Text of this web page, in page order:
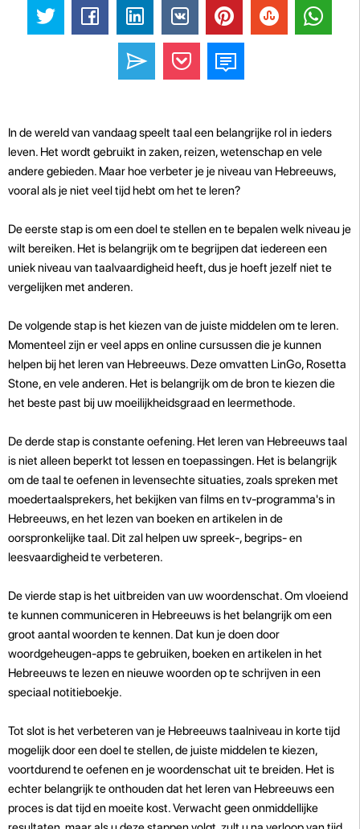
In de wereld van vandaag speelt taal een belangrijke rol in ieders
leven. Het wordt gebruikt in zaken, reizen, wetenschap en vele
andere gebieden. Maar hoe verbeter je je niveau van Hebreeuws,
vooral als je niet veel tijd hebt om het te leren?
De eerste stap is om een doel te stellen en te bepalen welk niveau je
wilt bereiken. Het is belangrijk om te begrijpen dat iedereen een
uniek niveau van taalvaardigheid heeft, dus je hoeft jezelf niet te
vergelijken met anderen.
De volgende stap is het kiezen van de juiste middelen om te leren.
Momenteel zijn er veel apps en online cursussen die je kunnen
helpen bij het leren van Hebreeuws. Deze omvatten LinGo, Rosetta
Stone, en vele anderen. Het is belangrijk om de bron te kiezen die
het beste past bij uw moeilijkheidsgraad en leermethode.
De derde stap is constante oefening. Het leren van Hebreeuws taal
is niet alleen beperkt tot lessen en toepassingen. Het is belangrijk
om de taal te oefenen in levensechte situaties, zoals spreken met
moedertaalsprekers, het bekijken van films en tv-programma's in
Hebreeuws, en het lezen van boeken en artikelen in de
oorspronkelijke taal. Dit zal helpen uw spreek-, begrips- en
leesvaardigheid te verbeteren.
De vierde stap is het uitbreiden van uw woordenschat. Om vloeiend
te kunnen communiceren in Hebreeuws is het belangrijk om een
groot aantal woorden te kennen. Dat kun je doen door
woordgeheugen-apps te gebruiken, boeken en artikelen in het
Hebreeuws te lezen en nieuwe woorden op te schrijven in een
speciaal notitieboekje.
Tot slot is het verbeteren van je Hebreeuws taalniveau in korte tijd
mogelijk door een doel te stellen, de juiste middelen te kiezen,
voortdurend te oefenen en je woordenschat uit te breiden. Het is
echter belangrijk te onthouden dat het leren van Hebreeuws een
proces is dat tijd en moeite kost. Verwacht geen onmiddellijke